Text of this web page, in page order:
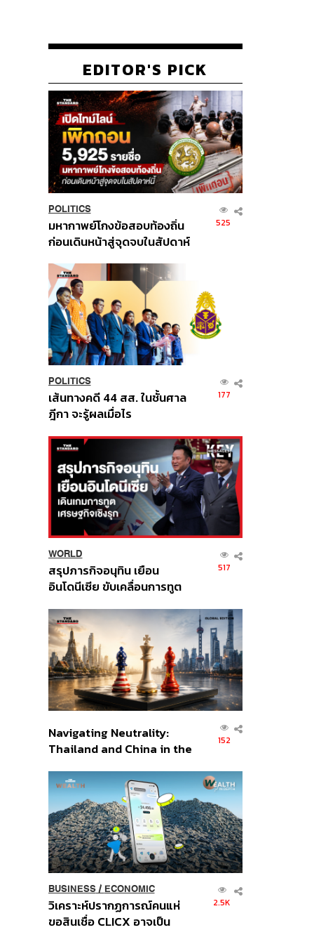
EDITOR'S PICK
POLITICS
มหากาพย์โกงข้อสอบท้องถิ่น
ก่อนเดินหน้าสู่จุดจบในสัปดาห์
525
POLITICS
เส้นทางคดี 44 สส. ในชั้นศาล
ฎีกา จะรู้ผลเมื่อไร
177
WORLD
สรุปภารกิจอนุทิน เยือน
อินโดนีเซีย ขับเคลื่อนการทูต
ส่วนยุทธศาสตร์ไทย –
อินโดนีเซีย
517
Navigating Neutrality:
Thailand and China in the
Order
152
BUSINESS/ ECONOMIC
วิเคราะห์ปรากฏการณ์คนแห่
ขอสินเชื่อ CLICX อาจเป็น
2.5K